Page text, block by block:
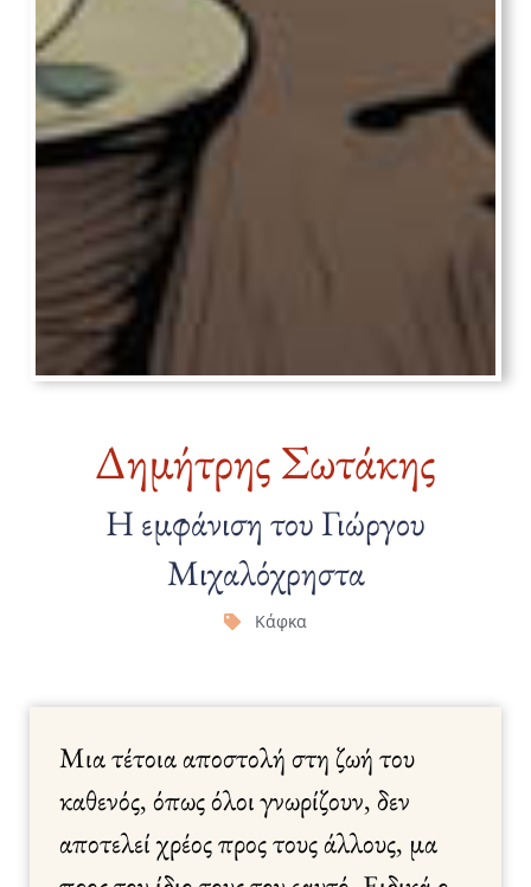
Δημήτρης Σωτάκης
Η εμφάνιση του Γιώργου
Μιχαλόχρηστα
Κάφκα
Μια τέτοια αποστολή στη ζωή του
καθενός, όπως όλοι γνωρίζουν, δεν
αποτελεί χρέος προς τους άλλους, μα